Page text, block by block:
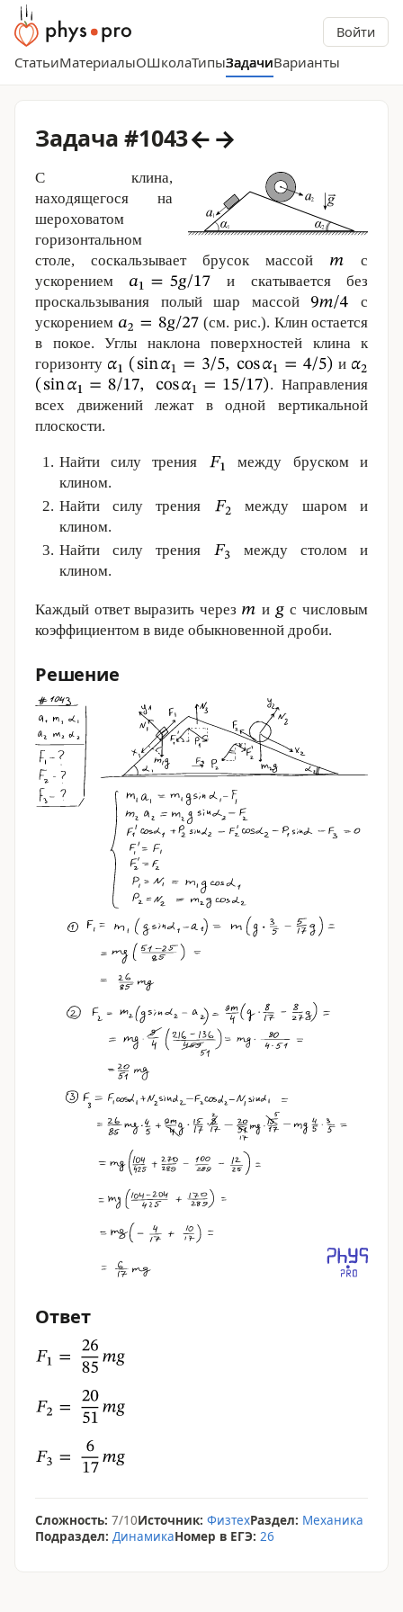
Войти
СтатьиМатериалыОШколаТипыЗадачиВарианты
Задача #1043←→
С клина,
находящегося на
шероховатом
горизонтальном
столе, соскальзывает брусок массой
с
ускорением
и скатывается без
проскальзывания полый шар массой
с
ускорением
(см. рис.). Клин остается
в покое. Углы наклона поверхностей клина к
горизонту
и
. Направления
всех движений лежат в одной вертикальной
плоскости.
Найти силу трения
между бруском и
клином.
Найти силу трения
между шаром и
клином.
Найти силу трения
между столом и
клином.
Каждый ответ выразить через и
с числовым
коэффициентом в виде обыкновенной дроби.
Решение
Ответ
Сложность: 7/10Источник: ФизтехРаздел: Механика
Подраздел: ДинамикаНомер в ЕГЭ: 26